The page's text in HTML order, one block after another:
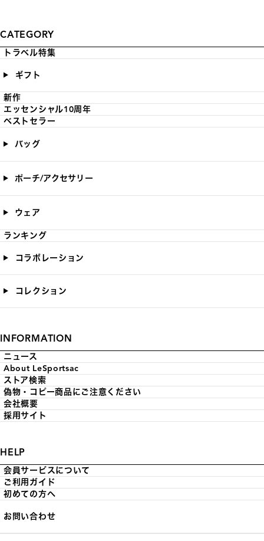
CATEGORY
トラベル特集
ギフト
新作
エッセンシャル10周年
ベストセラー
バッグ
ポーチ/アクセサリー
ウェア
ランキング
コラボレーション
コレクション
INFORMATION
ニュース
About LeSportsac
ストア検索
偽物・コピー商品にご注意ください
会社概要
採用サイト
HELP
会員サービスについて
ご利用ガイド
初めての方へ
お問い合わせ